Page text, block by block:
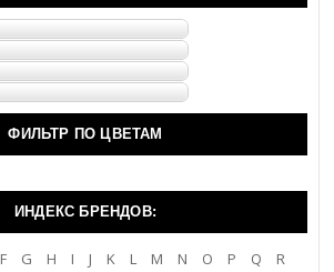
ФИЛЬТР ПО ЦВЕТАМ
ИНДЕКС БРЕНДОВ:
F G H I J K L M N O P Q
R